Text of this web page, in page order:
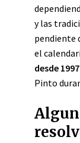
y las
pendiente
el
desde 1997
Pinto